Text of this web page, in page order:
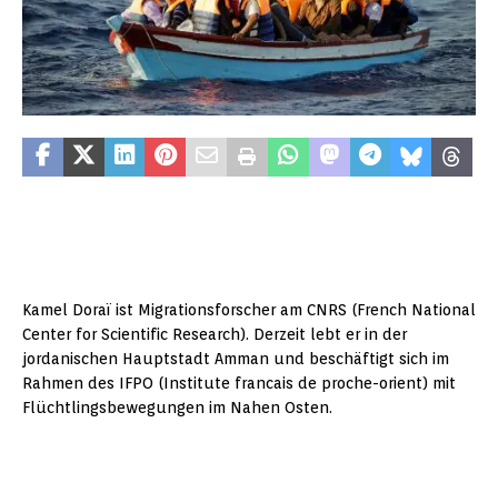
Kamel Doraï ist Migrationsforscher am CNRS (French National
Center for Scientific Research). Derzeit lebt er in der
jordanischen Hauptstadt Amman und beschäftigt sich im
Rahmen des IFPO (Institute francais de proche-orient) mit
Flüchtlingsbewegungen im Nahen Osten.